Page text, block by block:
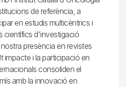
de referència, a
en estudis multicèntrics i
científics d'investigació
presència en revistes
impacte i la participació en
consoliden el
amb la innovació en